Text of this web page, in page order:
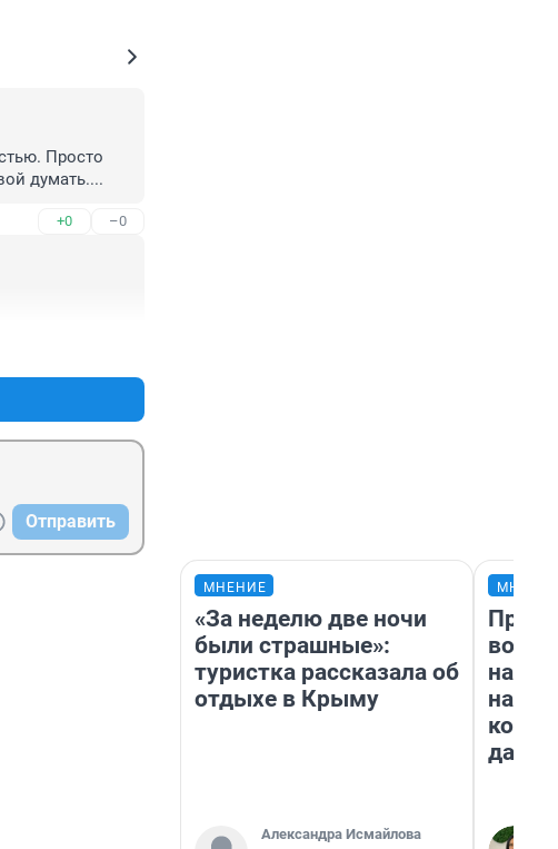
Просто
думать....
+0 –0
Отправить
МНЕНИЕ
«За неделю две ночи
были страшные»:
туристка рассказала об
отдыхе в Крыму
Александра Исмайлова
нам
даже